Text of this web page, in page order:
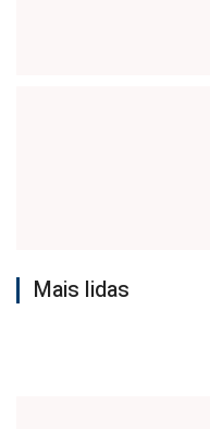
Mais lidas